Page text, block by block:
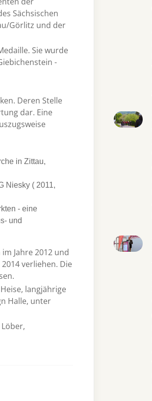
Sächsischen
Görlitz und der
Sie wurde
-
Deren Stelle
dar. Eine
in Zittau,
Niesky ( 2011,
- eine
und
Jahre 2012 und
verliehen. Die
langjährige
Halle, unter